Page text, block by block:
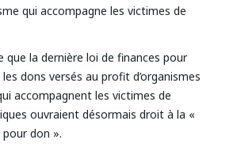
qui accompagne les victimes de
que la dernière loi de finances pour
dons versés au profit d’organismes
accompagnent les victimes de
ouvraient désormais droit à la «
don ».